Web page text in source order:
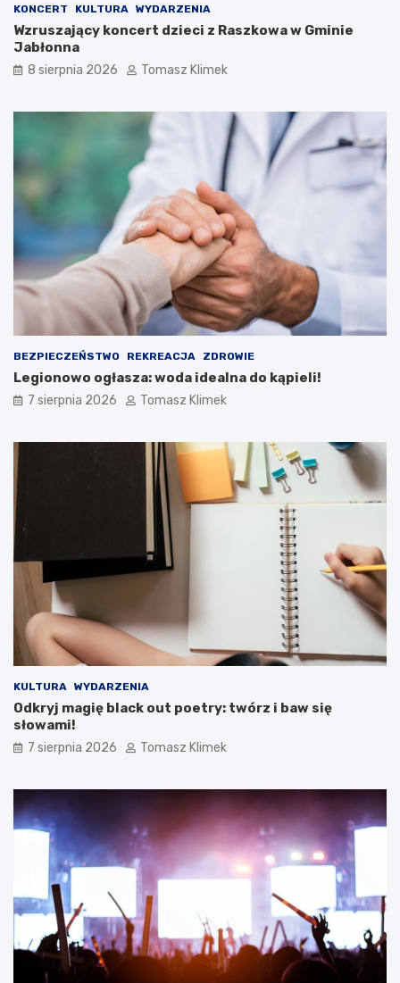
KONCERT KULTURA WYDARZENIA
Wzruszający koncert dzieci z Raszkowa w Gminie
Jabłonna
8 sierpnia 2026 Tomasz Klimek
BEZPIECZEŃSTWO REKREACJA ZDROWIE
Legionowo ogłasza: woda idealna do kąpieli!
7 sierpnia 2026 Tomasz Klimek
KULTURA WYDARZENIA
Odkryj magię black out poetry: twórz i baw się
słowami!
7 sierpnia 2026 Tomasz Klimek